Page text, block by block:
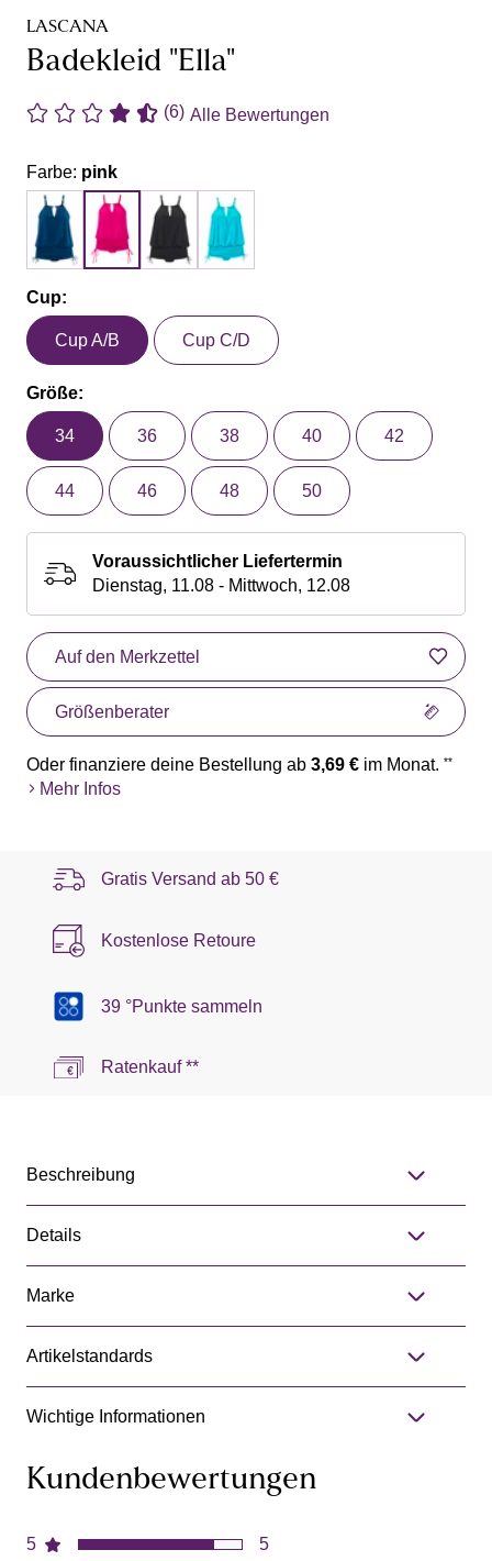
LASCANA
Badekleid "Ella"
(6) Alle Bewertungen
Farbe: pink
Cup:
Cup A/B Cup C/D
Größe:
34 36 38 40 42
44 46 48 50
Voraussichtlicher Liefertermin
Dienstag, 11.08 - Mittwoch, 12.08
Auf den Merkzettel
Größenberater
Oder finanziere deine Bestellung ab 3,69 € im Monat. **
Mehr Infos
Gratis Versand ab 50 €
Kostenlose Retoure
39 °Punkte sammeln
Ratenkauf **
Beschreibung
Details
Marke
Artikelstandards
Wichtige Informationen
Kundenbewertungen
5
5